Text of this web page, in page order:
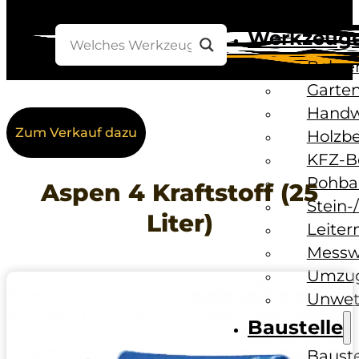
KFZ-
Baustelle
Zum Verkauf dazu
Aspen 4 Kraftstoff (25
Liter)